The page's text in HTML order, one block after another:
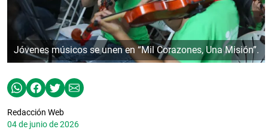
Jóvenes músicos se unen en “Mil Corazones, Una Misión”.
Redacción Web
04 de junio de 2026